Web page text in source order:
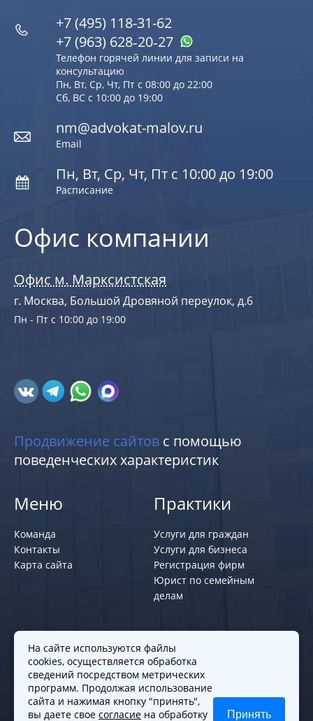
Офис компании
Офис м. Марксистская
г. Москва, Большой Дровяной переулок, д.6
Пн - Пт с 10:00 до 19:00
+7 (495) 118-31-62
+7 (963) 628‑20‑27
Телефон горячей линии для записи на
консультацию
Пн, Вт, Ср, Чт, Пт с 08:00 до 22:00
Сб, ВС с 10:00 до 19:00
nm@advokat-malov.ru
Email
Пн, Вт, Ср, Чт, Пт с 10:00 до 19:00
Расписание
Продвижение сайтов с помощью
поведенческих характеристик
Меню
Команда
Контакты
Карта сайта
Практики
Услуги для граждан
Услуги для бизнеса
Регистрация фирм
Юрист по семейным
делам
Политики и правила
Политика обработки персональных
данных
Согласие на обработку cookies
На сайте используются файлы
cookies, осуществляется обработка
сведений посредством метрических
программ. Продолжая использование
сайта и нажимая кнопку "принять",
вы даете свое согласие на обработку Принять